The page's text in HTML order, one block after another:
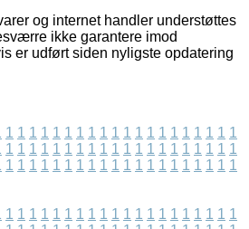
og internet handler understøttes
ikke garantere imod
er udført siden nyligste opdatering
1 1 1 1 1 1 1 1 1 1 1 1 1 1 1 1 1 1 1 1
1 1 1 1 1 1 1 1 1 1 1 1 1 1 1 1 1 1 1 1
1 1 1 1 1 1 1 1 1 1 1 1 1 1 1 1 1 1 1 1
1 1 1 1 1 1 1 1 1 1 1 1 1 1 1 1 1 1 1 1